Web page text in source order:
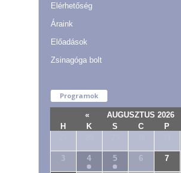
Elérhetőség
Áraink
Előadások
Zsinagóga bolt
Programok
« AUGUSZTUS 2026
H
K S C P
3 4 5 6 7